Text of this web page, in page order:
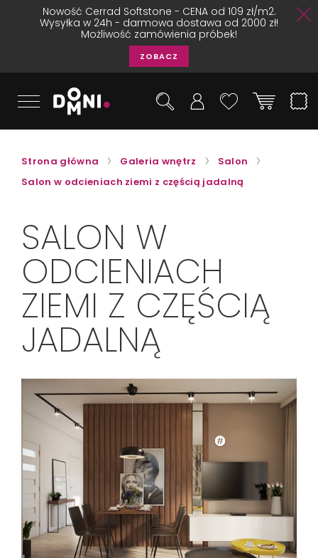
Nowość Cerrad Softstone - CENA od 109 zł/m2.
Wysyłka w 24h - darmowa dostawa od 2000 zł!
Możliwość zamówienia próbek!
ZOBACZ
Strona główna Galeria wnętrz
Salon
Salon w odcieniach ziemi z częścią jadalną
SALON W
ODCIENIACH
ZIEMI Z CZĘŚCIĄ
JADALNĄ